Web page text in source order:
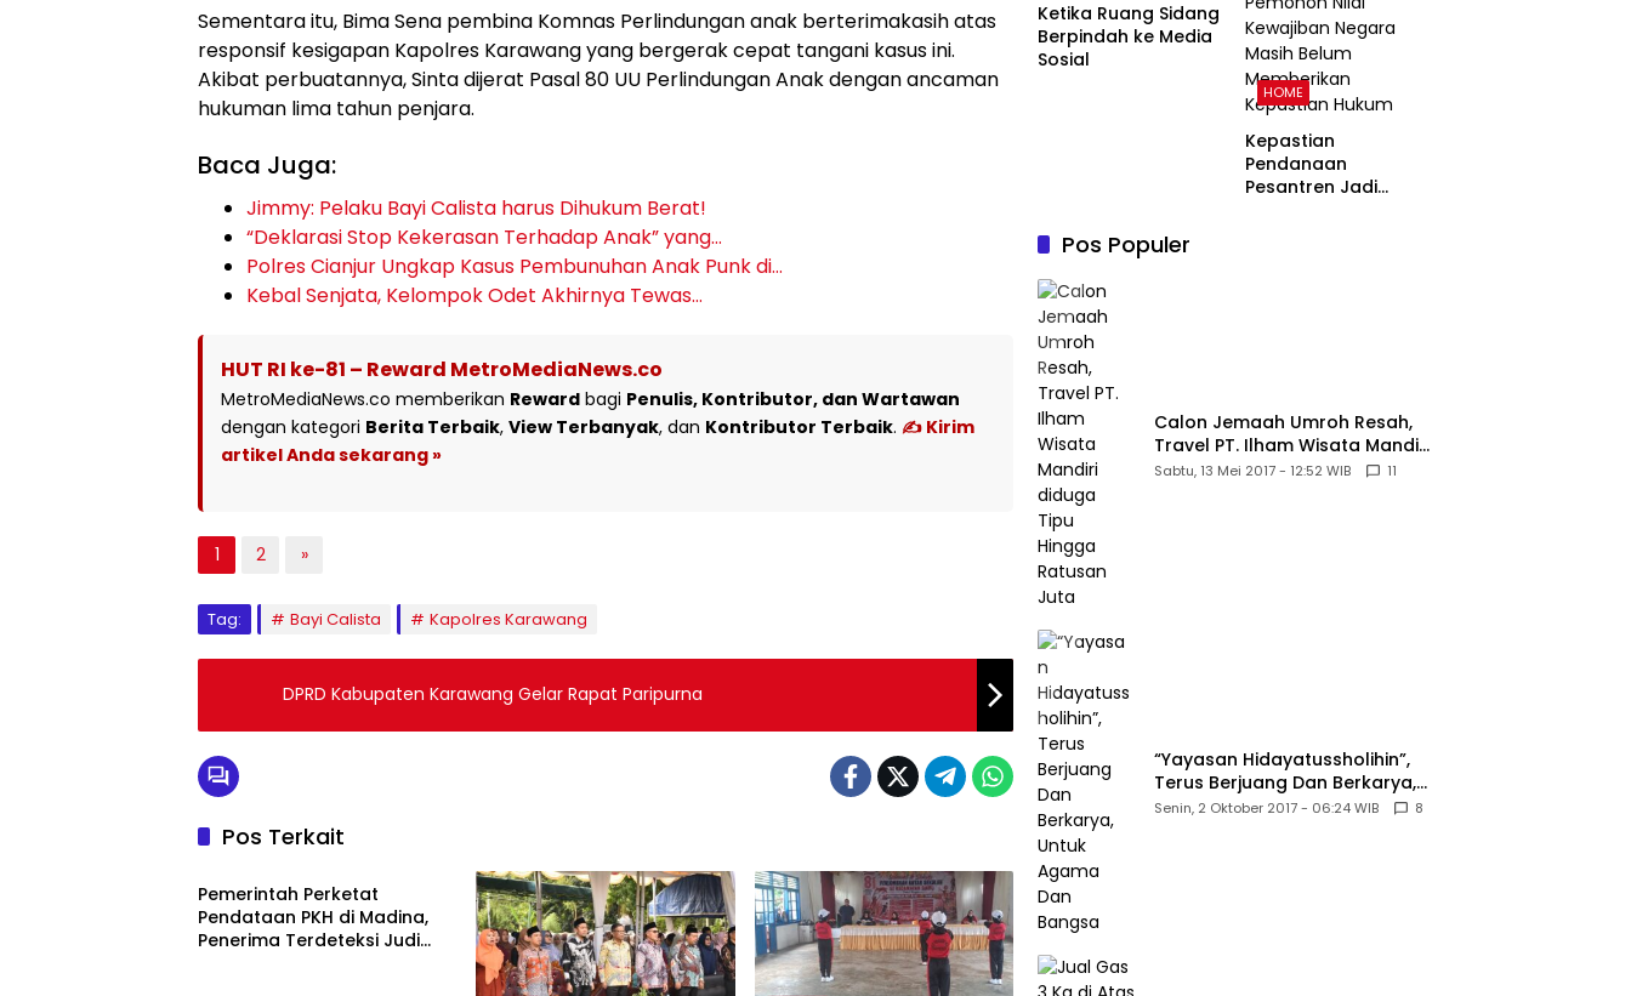
Sementara itu, Bima Sena pembina Komnas Perlindungan anak berterimakasih atas
responsif kesigapan Kapolres Karawang yang bergerak cepat tangani kasus ini.
Akibat perbuatannya, Sinta dijerat Pasal 80 UU Perlindungan Anak dengan ancaman
hukuman lima tahun penjara.
Baca Juga:
Jimmy: Pelaku Bayi Calista harus Dihukum Berat!
“Deklarasi Stop Kekerasan Terhadap Anak” yang…
Polres Cianjur Ungkap Kasus Pembunuhan Anak Punk di…
Kebal Senjata, Kelompok Odet Akhirnya Tewas…
HUT RI ke-81 – Reward MetroMediaNews.co
MetroMediaNews.co memberikan Reward bagi Penulis, Kontributor, dan Wartawan
dengan kategori Berita Terbaik, View Terbanyak, dan Kontributor Terbaik. ✍️ Kirim
artikel Anda sekarang »
1 2 »
Tag: Bayi Calista Kapolres Karawang
DPRD Kabupaten Karawang Gelar Rapat Paripurna
Pos Terkait
HOME
Pemerintah Perketat
Pendataan PKH di Madina,
Penerima Terdeteksi Judi
Ketika Ruang Sidang
Berpindah ke Media
Sosial
HOME
Kepastian
Pendanaan
Pesantren Jadi
Pos Populer
Calon Jemaah Umroh Resah,
Travel PT. Ilham Wisata Mandiri
diduga Tipu Hingga Ratusan
Sabtu, 13 Mei 2017 - 12:52 WIB 11
“Yayasan Hidayatussholihin”,
Terus Berjuang Dan Berkarya,
Untuk Agama Dan Bangsa
Senin, 2 Oktober 2017 - 06:24 WIB 8